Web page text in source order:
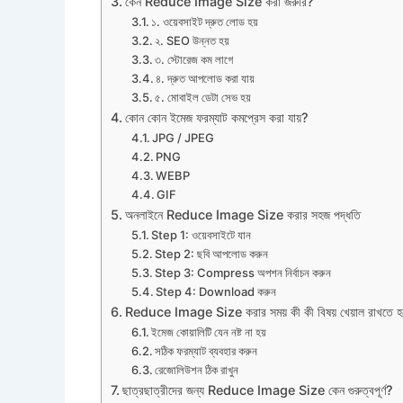
১. ওয়েবসাইট দ্রুত লোড হয়
২. SEO উন্নত হয়
৩. স্টোরেজ কম লাগে
৪. দ্রুত আপলোড করা যায়
৫. মোবাইল ডেটা সেভ হয়
কোন কোন ইমেজ ফরম্যাট কমপ্রেস করা যায়?
JPG / JPEG
PNG
WEBP
GIF
অনলাইনে Reduce Image Size করার সহজ পদ্ধতি
Step 1: ওয়েবসাইটে যান
Step 2: ছবি আপলোড করুন
Step 3: Compress অপশন নির্বাচন করুন
Step 4: Download করুন
Reduce Image Size করার সময় কী কী বিষয় খেয়াল রাখতে
ইমেজ কোয়ালিটি যেন নষ্ট না হয়
সঠিক ফরম্যাট ব্যবহার করুন
রেজোলিউশন ঠিক রাখুন
ছাত্রছাত্রীদের জন্য Reduce Image Size কেন গুরুত্বপূর্ণ?